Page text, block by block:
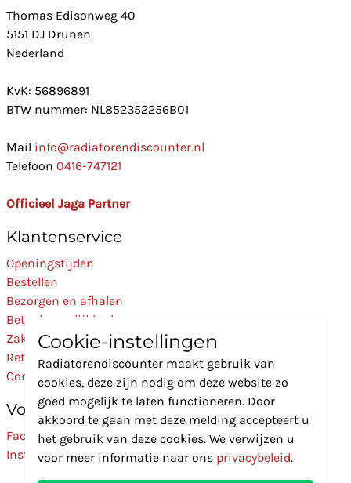
Thomas Edisonweg 40
5151 DJ Drunen
Nederland
KvK: 56896891
BTW nummer: NL852352256B01
Mail info@radiatorendiscounter.nl
Telefoon 0416-747121
Officieel Jaga Partner
Klantenservice
Openingstijden
Bestellen
Bezorgen en afhalen
Betaalmogelijkheden
Zakelijk
Retourneren
Contact
Volg Ons
Facebook
Instagram
Cookie-instellingen
Radiatorendiscounter maakt gebruik van
cookies, deze zijn nodig om deze website zo
goed mogelijk te laten functioneren. Door
akkoord te gaan met deze melding accepteert u
het gebruik van deze cookies. We verwijzen u
voor meer informatie naar ons privacybeleid.